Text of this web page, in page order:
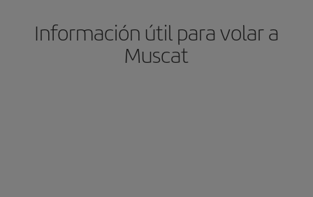
Información útil para volar a
Muscat